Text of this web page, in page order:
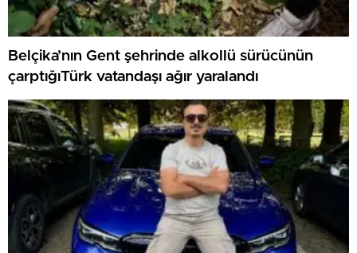
Belçika’nın Gent şehrinde alkollü sürücünün
çarptığıTürk vatandaşı ağır yaralandı